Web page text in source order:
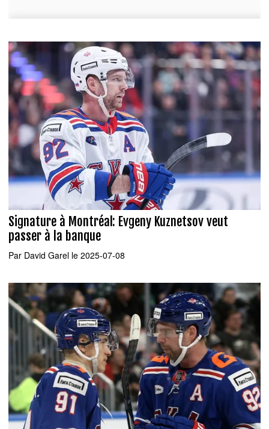
Signature à Montréal: Evgeny Kuznetsov veut
passer à la banque
Par David Garel le 2025-07-08